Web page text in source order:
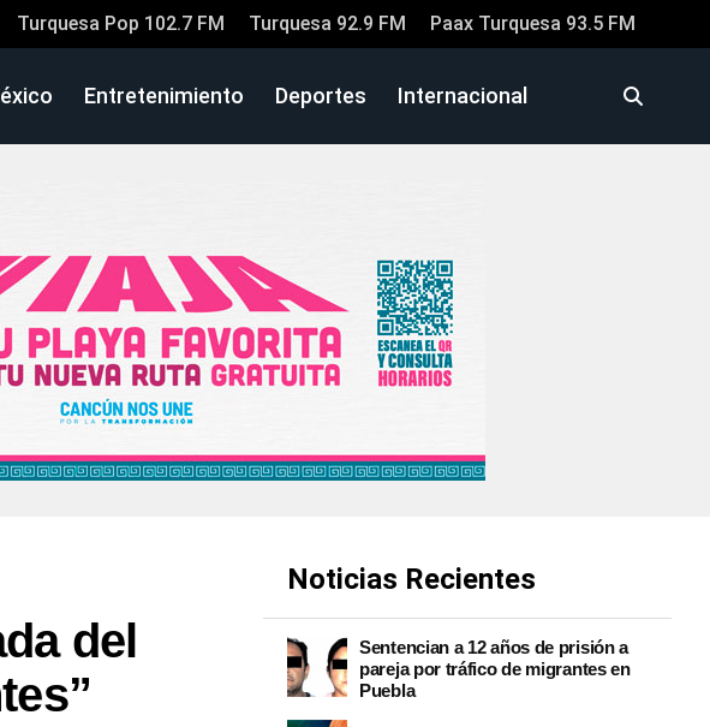
Turquesa Pop 102.7 FM Turquesa 92.9 FM Paax Turquesa 93.5 FM
Entretenimiento Deportes Internacional
del
Noticias Recientes
Sentencian a 12 años de prisión a
pareja por tráfico de migrantes en
Puebla